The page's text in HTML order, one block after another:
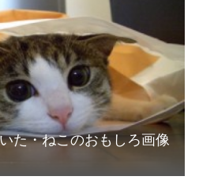
た・ねこのおもしろ画像